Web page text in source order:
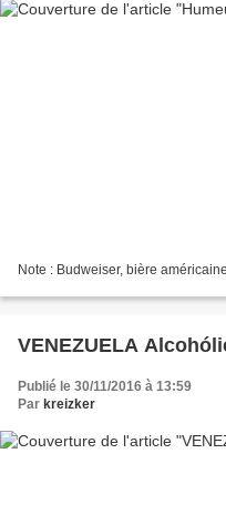
Note : Budweiser, bière américaine
VENEZUELA
Publié le 30/11/2016 à 13:59
Par kreizker